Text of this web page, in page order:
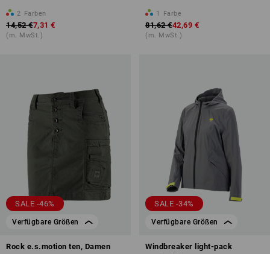
2 Farben
14,52 €7,31 €
(m. MwSt.)
1 Farbe
81,62 €42,69 €
(m. MwSt.)
SALE -46%
Verfügbare Größen
Rock e.s.motion ten, Damen
SALE -34%
Verfügbare Größen
Windbreaker light-pack